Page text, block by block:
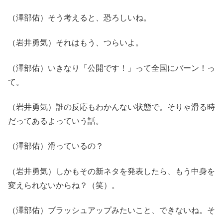
（澤部佑）そう考えると、恐ろしいね。
（岩井勇気）それはもう、つらいよ。
（澤部佑）いきなり「公開です！」って全国にバーン！っ
て。
（岩井勇気）誰の反応もわかんない状態で。そりゃ滑る時
だってあるよっていう話。
（澤部佑）滑っているの？
（岩井勇気）しかもその新ネタを発表したら、もう中身を
変えられないからね？（笑）。
（澤部佑）ブラッシュアップみたいこと、できないね。そ